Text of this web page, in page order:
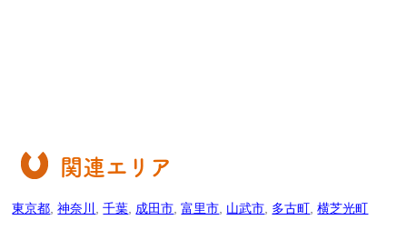
関連エリア
東京都 ,神奈川 ,千葉 成田市 ,富里市 山武市 多古町 ,横芝光町